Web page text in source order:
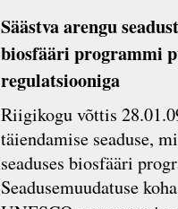
Säästva arengu
biosfääri programmi
regulatsiooniga
Riigikogu võttis
täiendamise seaduse,
seaduses biosfääri
Seadusemuudatuse